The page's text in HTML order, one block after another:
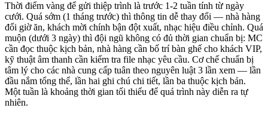
Thời điểm vàng để gửi thiệp trình là trước 1-2 tuần tính từ ngày
cưới. Quá sớm (1 tháng trước) thì thông tin dễ thay đổi — nhà hàng
đổi giờ ăn, khách mời chính bận đột xuất, nhạc hiệu điều chỉnh. Quá
muộn (dưới 3 ngày) thì đội ngũ không có đủ thời gian chuẩn bị: MC
cần đọc thuộc kịch bản, nhà hàng cần bố trí bàn ghế cho khách VIP,
kỹ thuật âm thanh cần kiểm tra file nhạc yêu cầu. Cơ chế chuẩn bị
tâm lý cho các nhà cung cấp tuân theo nguyên luật 3 lần xem — lần
đầu nắm tổng thể, lần hai ghi chú chi tiết, lần ba thuộc kịch bản.
Một tuần là khoảng thời gian tối thiểu để quá trình này diễn ra tự
nhiên.